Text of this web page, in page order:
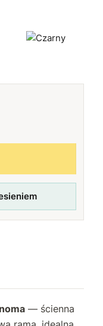
opcje
— ścienna